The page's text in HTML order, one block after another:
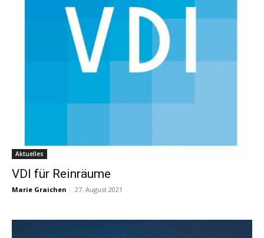
Aktuelles
VDI für Reinräume
Marie Graichen - 27. August 2021